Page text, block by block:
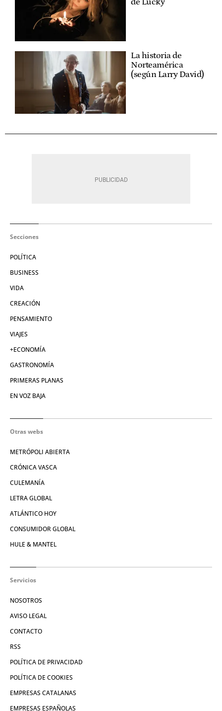
de Lucky
La historia de
Norteamérica
(según Larry David)
Secciones
POLÍTICA
BUSINESS
VIDA
CREACIÓN
PENSAMIENTO
VIAJES
+ECONOMÍA
GASTRONOMÍA
PRIMERAS PLANAS
EN VOZ BAJA
Otras webs
METRÓPOLI ABIERTA
CRÓNICA VASCA
CULEMANÍA
LETRA GLOBAL
ATLÁNTICO HOY
CONSUMIDOR GLOBAL
HULE & MANTEL
Servicios
NOSOTROS
AVISO LEGAL
CONTACTO
RSS
POLÍTICA DE PRIVACIDAD
POLÍTICA DE COOKIES
EMPRESAS CATALANAS
EMPRESAS ESPAÑOLAS